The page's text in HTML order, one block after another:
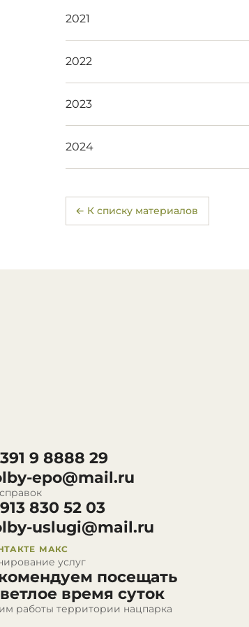
2021
2022
2023
2024
← К списку материалов
9 8888 29
epo@mail.ru
830 52 03
uslugi@mail.ru
МАКС
услуг
посещать
время суток
работы территории нацпарка